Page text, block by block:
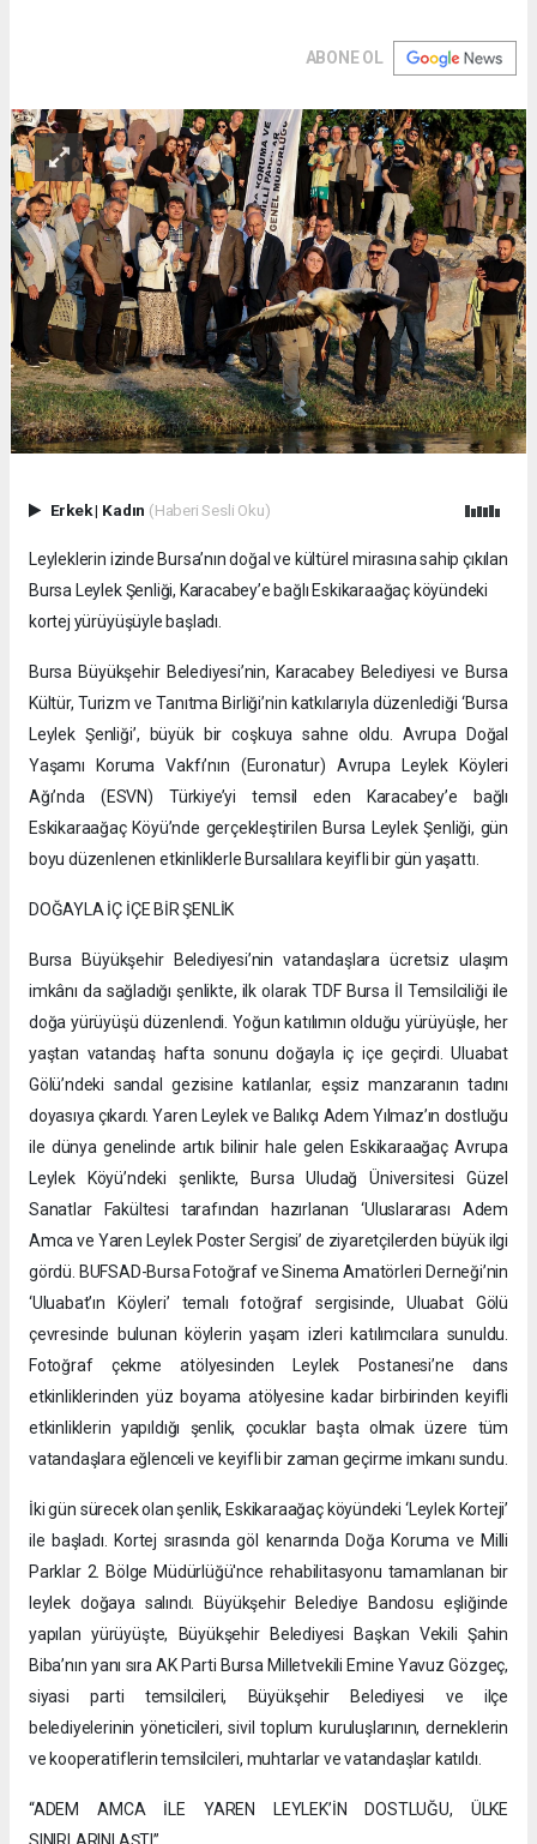
ABONE OL
Erkek| Kadın (Haberi Sesli Oku)
Leyleklerin izinde Bursa’nın doğal ve kültürel mirasına sahip çıkılan
Bursa Leylek Şenliği, Karacabey’e bağlı Eskikaraağaç köyündeki
kortej yürüyüşüyle başladı.
Bursa Büyükşehir Belediyesi’nin, Karacabey Belediyesi ve Bursa
Kültür, Turizm ve Tanıtma Birliği’nin katkılarıyla düzenlediği ‘Bursa
Leylek Şenliği’, büyük bir coşkuya sahne oldu. Avrupa Doğal
Yaşamı Koruma Vakfı’nın (Euronatur) Avrupa Leylek Köyleri
Ağı’nda (ESVN) Türkiye’yi temsil eden Karacabey’e bağlı
Eskikaraağaç Köyü’nde gerçekleştirilen Bursa Leylek Şenliği, gün
boyu düzenlenen etkinliklerle Bursalılara keyifli bir gün yaşattı.
DOĞAYLA İÇ İÇE BİR ŞENLİK
Bursa Büyükşehir Belediyesi’nin vatandaşlara ücretsiz ulaşım
imkânı da sağladığı şenlikte, ilk olarak TDF Bursa İl Temsilciliği ile
doğa yürüyüşü düzenlendi. Yoğun katılımın olduğu yürüyüşle, her
yaştan vatandaş hafta sonunu doğayla iç içe geçirdi. Uluabat
Gölü’ndeki sandal gezisine katılanlar, eşsiz manzaranın tadını
doyasıya çıkardı. Yaren Leylek ve Balıkçı Adem Yılmaz’ın dostluğu
ile dünya genelinde artık bilinir hale gelen Eskikaraağaç Avrupa
Leylek Köyü’ndeki şenlikte, Bursa Uludağ Üniversitesi Güzel
Sanatlar Fakültesi tarafından hazırlanan ‘Uluslararası Adem
Amca ve Yaren Leylek Poster Sergisi’ de ziyaretçilerden büyük ilgi
gördü. BUFSAD-Bursa Fotoğraf ve Sinema Amatörleri Derneği’nin
‘Uluabat’ın Köyleri’ temalı fotoğraf sergisinde, Uluabat Gölü
çevresinde bulunan köylerin yaşam izleri katılımcılara sunuldu.
Fotoğraf çekme atölyesinden Leylek Postanesi’ne dans
etkinliklerinden yüz boyama atölyesine kadar birbirinden keyifli
etkinliklerin yapıldığı şenlik, çocuklar başta olmak üzere tüm
vatandaşlara eğlenceli ve keyifli bir zaman geçirme imkanı sundu.
İki gün sürecek olan şenlik, Eskikaraağaç köyündeki ‘Leylek Korteji’
ile başladı. Kortej sırasında göl kenarında Doğa Koruma ve Milli
Parklar 2. Bölge Müdürlüğü'nce rehabilitasyonu tamamlanan bir
leylek doğaya salındı. Büyükşehir Belediye Bandosu eşliğinde
yapılan yürüyüşte, Büyükşehir Belediyesi Başkan Vekili Şahin
Biba’nın yanı sıra AK Parti Bursa Milletvekili Emine Yavuz Gözgeç,
siyasi parti temsilcileri, Büyükşehir Belediyesi ve ilçe
belediyelerinin yöneticileri, sivil toplum kuruluşlarının, derneklerin
ve kooperatiflerin temsilcileri, muhtarlar ve vatandaşlar katıldı.
“ADEM AMCA İLE YAREN LEYLEK’İN DOSTLUĞU, ÜLKE
SINIRLARINI AŞTI”